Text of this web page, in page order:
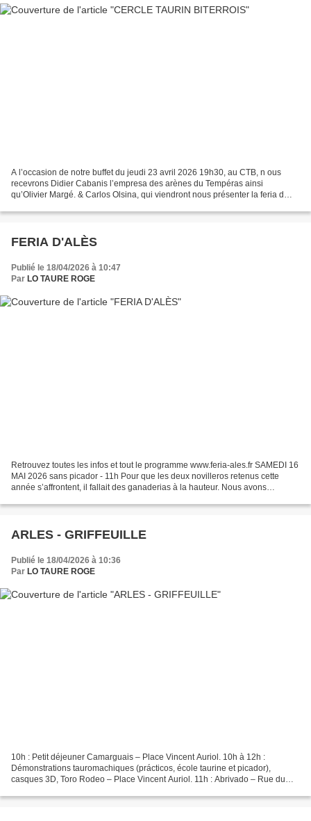
A l’occasion de notre buffet du jeudi 23 avril 2026 19h30, au CTB, n ous
recevrons Didier Cabanis l’empresa des arènes du Tempéras ainsi
qu’Olivier Margé. & Carlos Olsina, qui viendront nous présenter la feria d
FERIA D'ALÈS
Publié le 18/04/2026 à 10:47
Par LO TAURE ROGE
Retrouvez toutes les infos et tout le programme www.feria-ales.fr SAMEDI 16
MAI 2026 sans picador - 11h Pour que les deux novilleros retenus cette
année s’affrontent, il fallait des ganaderias à la hauteur. Nous avons
ARLES - GRIFFEUILLE
Publié le 18/04/2026 à 10:36
Par LO TAURE ROGE
10h : Petit déjeuner Camarguais – Place Vincent Auriol. 10h à 12h :
Démonstrations tauromachiques (prácticos, école taurine et picador),
casques 3D, Toro Rodeo – Place Vincent Auriol. 11h : Abrivado – Rue du